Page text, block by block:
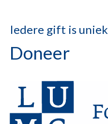
Iedere gift is uniek
Doneer